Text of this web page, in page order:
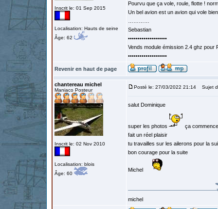
Inscrit le: 01 Sep 2015
Localisation: Hauts de seine
Âge: 62
Pourvu que ça vole, roule, flotte !
Un bel avion est un avion qui vole
Sebastian
••••••••••••••••••••
Vends module émission 2.4 ghz
••••••••••••••••••••
Revenir en haut de page
chantereau michel
Maniaco Posteur
Inscrit le: 02 Nov 2010
Localisation: blois
Âge: 60
Posté le: 27/03/2022 21:14 Sujet
salut Dominique
super les photos
ça
fait un réel plaisir
tu travailles sur les ailerons pour la
bon courage pour la suite
Michel
michel